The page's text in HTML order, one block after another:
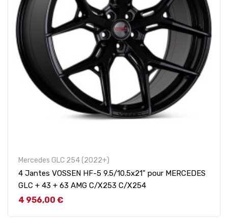
Mercedes GLC 254 (2022+)
4 Jantes VOSSEN HF-5 9.5/10.5x21" pour MERCEDES
GLC + 43 + 63 AMG C/X253 C/X254
Prix
4 956,00 €